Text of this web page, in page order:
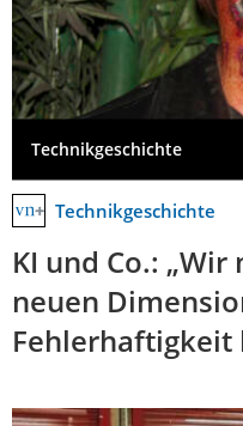
Technikgeschichte
Technikgeschichte
KI und Co.:
neuen
Fehlerhaftigkeit